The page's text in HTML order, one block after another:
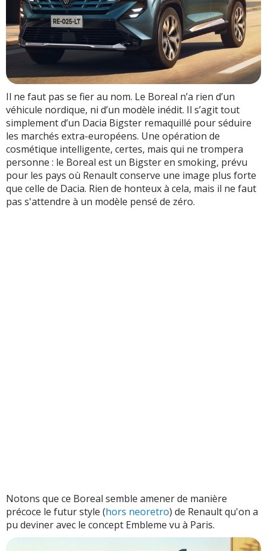
Il ne faut pas se fier au nom. Le Boreal n’a rien d’un
véhicule nordique, ni d’un modèle inédit. Il s’agit tout
simplement d’un Dacia Bigster remaquillé pour séduire
les marchés extra-européens. Une opération de
cosmétique intelligente, certes, mais qui ne trompera
personne : le Boreal est un Bigster en smoking, prévu
pour les pays où Renault conserve une image plus forte
que celle de Dacia. Rien de honteux à cela, mais il ne faut
pas s'attendre à un modèle pensé de zéro.
Notons que ce Boreal semble amener de manière
précoce le futur style (hors neoretro) de Renault qu'on a
pu deviner avec le concept Embleme vu à Paris.